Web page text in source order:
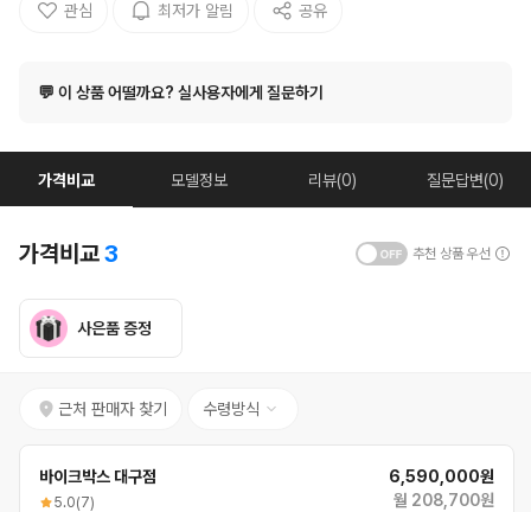
관심 최저가 알림 공유
💬 이 상품 어떨까요? 실사용자에게 질문하기
가격비교 모델정보 리뷰(0) 질문답변(0)
가격비교3 추천 상품 우선
사은품 증정
근처 판매자 찾기 수령방식
바이크박스 대구점
5.0(7)
6,590,000원
월 208,700원